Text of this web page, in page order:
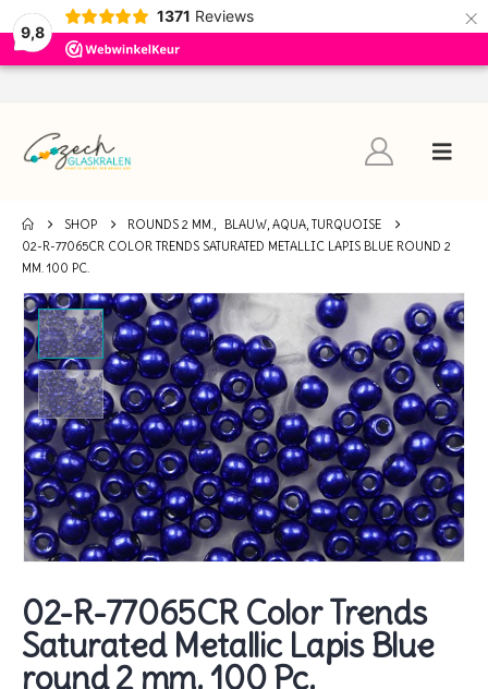
9,8
1371 Reviews ×
SHOP ROUNDS 2 MM., BLAUW, AQUA, TURQUOISE
02-R-77065CR COLOR TRENDS SATURATED METALLIC LAPIS BLUE ROUND 2
MM. 100 PC.
02-R-77065CR Color Trends
Saturated Metallic Lapis Blue
round 2 mm. 100 Pc.